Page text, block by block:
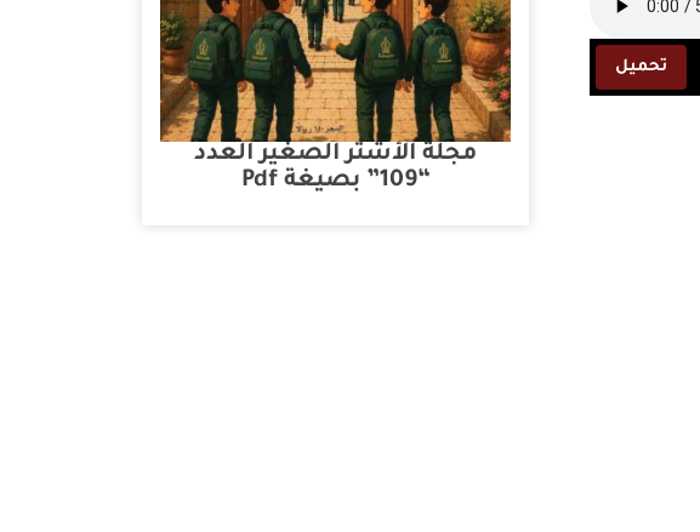
تحميل
مجلة الأشتر الصغير العدد
“109” بصيغة Pdf